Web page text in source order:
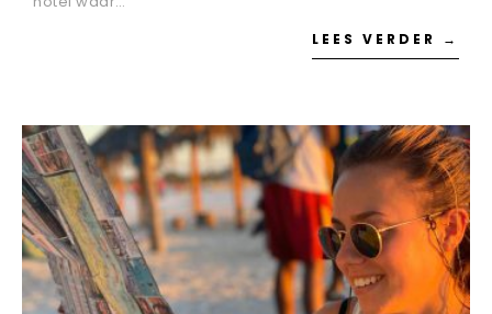
LEES VERDER →